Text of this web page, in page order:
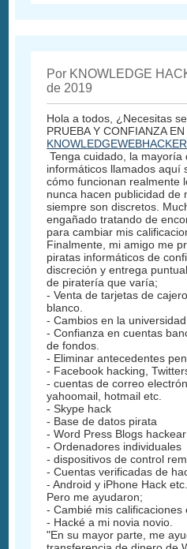
Por KNOWLEDGE
de 2019
Hola a todos, ¿Necesitas
PRUEBA Y CONFIANZA
Tenga cuidado, la mayoría
informáticos llamados aquí
cómo funcionan realmente
nunca hacen publicidad de
siempre son discretos.
engañado tratando de
para cambiar mis
Finalmente, mi amigo me
piratas informáticos de
discreción y entrega
de piratería que varía;
- Venta de tarjetas de
blanco.
- Cambios en la universidad
- Confianza en cuentas
de fondos.
- Eliminar antecedentes
- Facebook hacking,
- cuentas de correo
yahoomail, hotmail etc.
- Skype hack
- Base de datos pirata
- Word Press Blogs hackear
- Ordenadores individuales
- dispositivos de control
- Cuentas verificadas de
- Android y iPhone Hack etc.
Pero me ayudaron;
- Cambié mis calificaciones
- Hacké a mi novia novio.
"En su mayor parte, me